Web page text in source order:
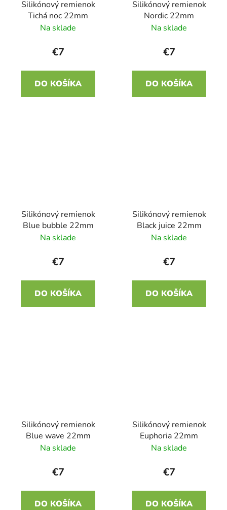
Silikónový remienok
Tichá noc 22mm
Na sklade
€7
DO KOŠÍKA
Silikónový remienok
Nordic 22mm
Na sklade
€7
DO KOŠÍKA
Silikónový remienok
Blue bubble 22mm
Na sklade
€7
DO KOŠÍKA
Silikónový remienok
Black juice 22mm
Na sklade
€7
DO KOŠÍKA
Silikónový remienok
Blue wave 22mm
Na sklade
€7
DO KOŠÍKA
Silikónový remienok
Euphoria 22mm
Na sklade
€7
DO KOŠÍKA